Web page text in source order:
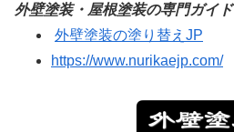
外壁塗装・屋根塗装の専門ガイド
外壁塗装の塗り替えJP
https://www.nurikaejp.com/